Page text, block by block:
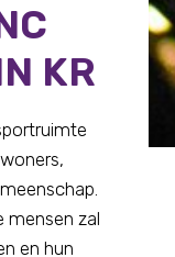
KR
mensen zal
en hun